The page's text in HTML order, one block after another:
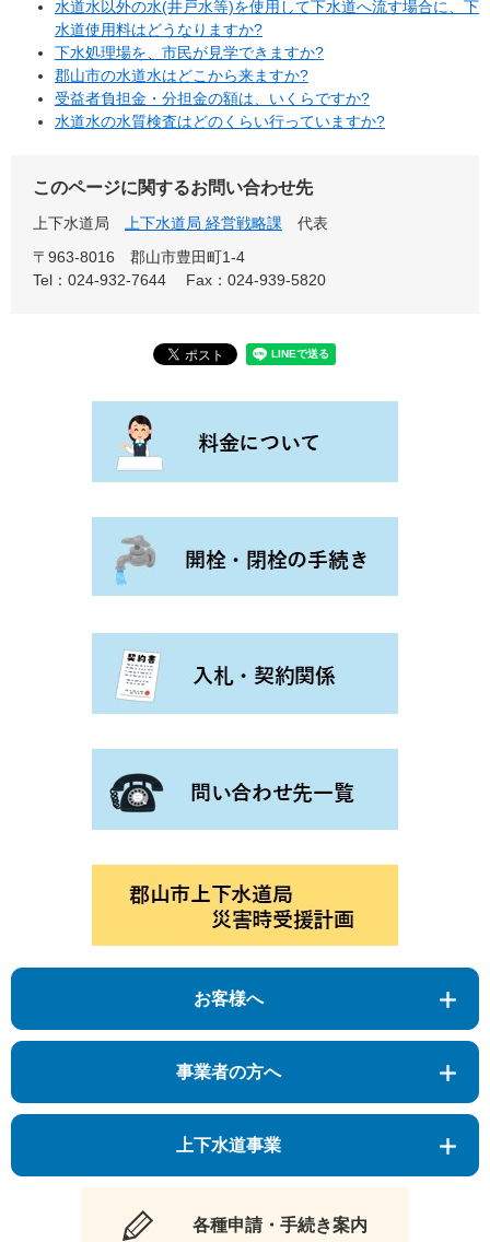
水道水以外の水(井戸水等)を使用して下水道へ流す場合に、下
水道使用料はどうなりますか?
下水処理場を、市民が見学できますか?
郡山市の水道水はどこから来ますか?
受益者負担金・分担金の額は、いくらですか?
水道水の水質検査はどのくらい行っていますか?
このページに関するお問い合わせ先
上下水道局 上下水道局 経営戦略課
代表
〒963-8016
郡山市豊田町1-4
Tel：024-932-7644
Fax：024-939-5820
お客様へ
事業者の方へ
上下水道事業
各種申請・手続き案内